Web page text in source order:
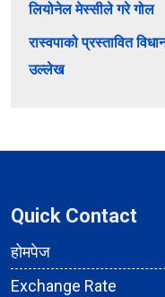
लियोनेल मेस्सीले गरे गोल
रास्वपाको प्रस्तावित
उल्लेख
Quick Contact
होमपेज
Exchange Rate